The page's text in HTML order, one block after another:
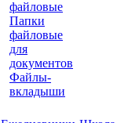
файловые
Папки
файловые
для
документов
Файлы-
вкладыши